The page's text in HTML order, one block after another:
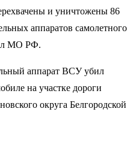
и уничтожены 86
аппаратов самолетного
МО РФ.
аппарат ВСУ убил
на участке дороги
округа Белгородской